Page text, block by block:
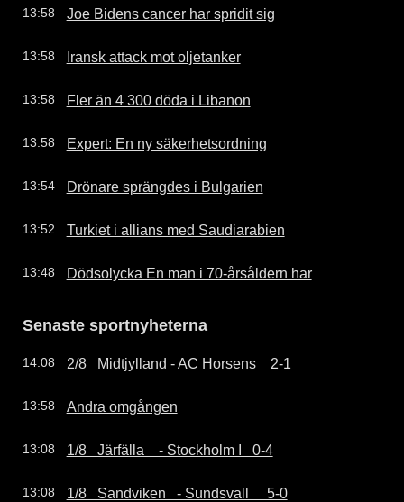
13:58 Joe Bidens cancer har spridit sig
13:58 Iransk attack mot oljetanker
13:58 Fler än 4 300 döda i Libanon
13:58 Expert: En ny säkerhetsordning
13:54 Drönare sprängdes i Bulgarien
13:52 Turkiet i allians med Saudiarabien
13:48 Dödsolycka En man i 70-årsåldern har
Senaste sportnyheterna
14:08 2/8   Midtjylland - AC Horsens    2-1
13:58 Andra omgången
13:08 1/8   Järfälla    - Stockholm I   0-4
13:08 1/8   Sandviken   - Sundsvall     5-0